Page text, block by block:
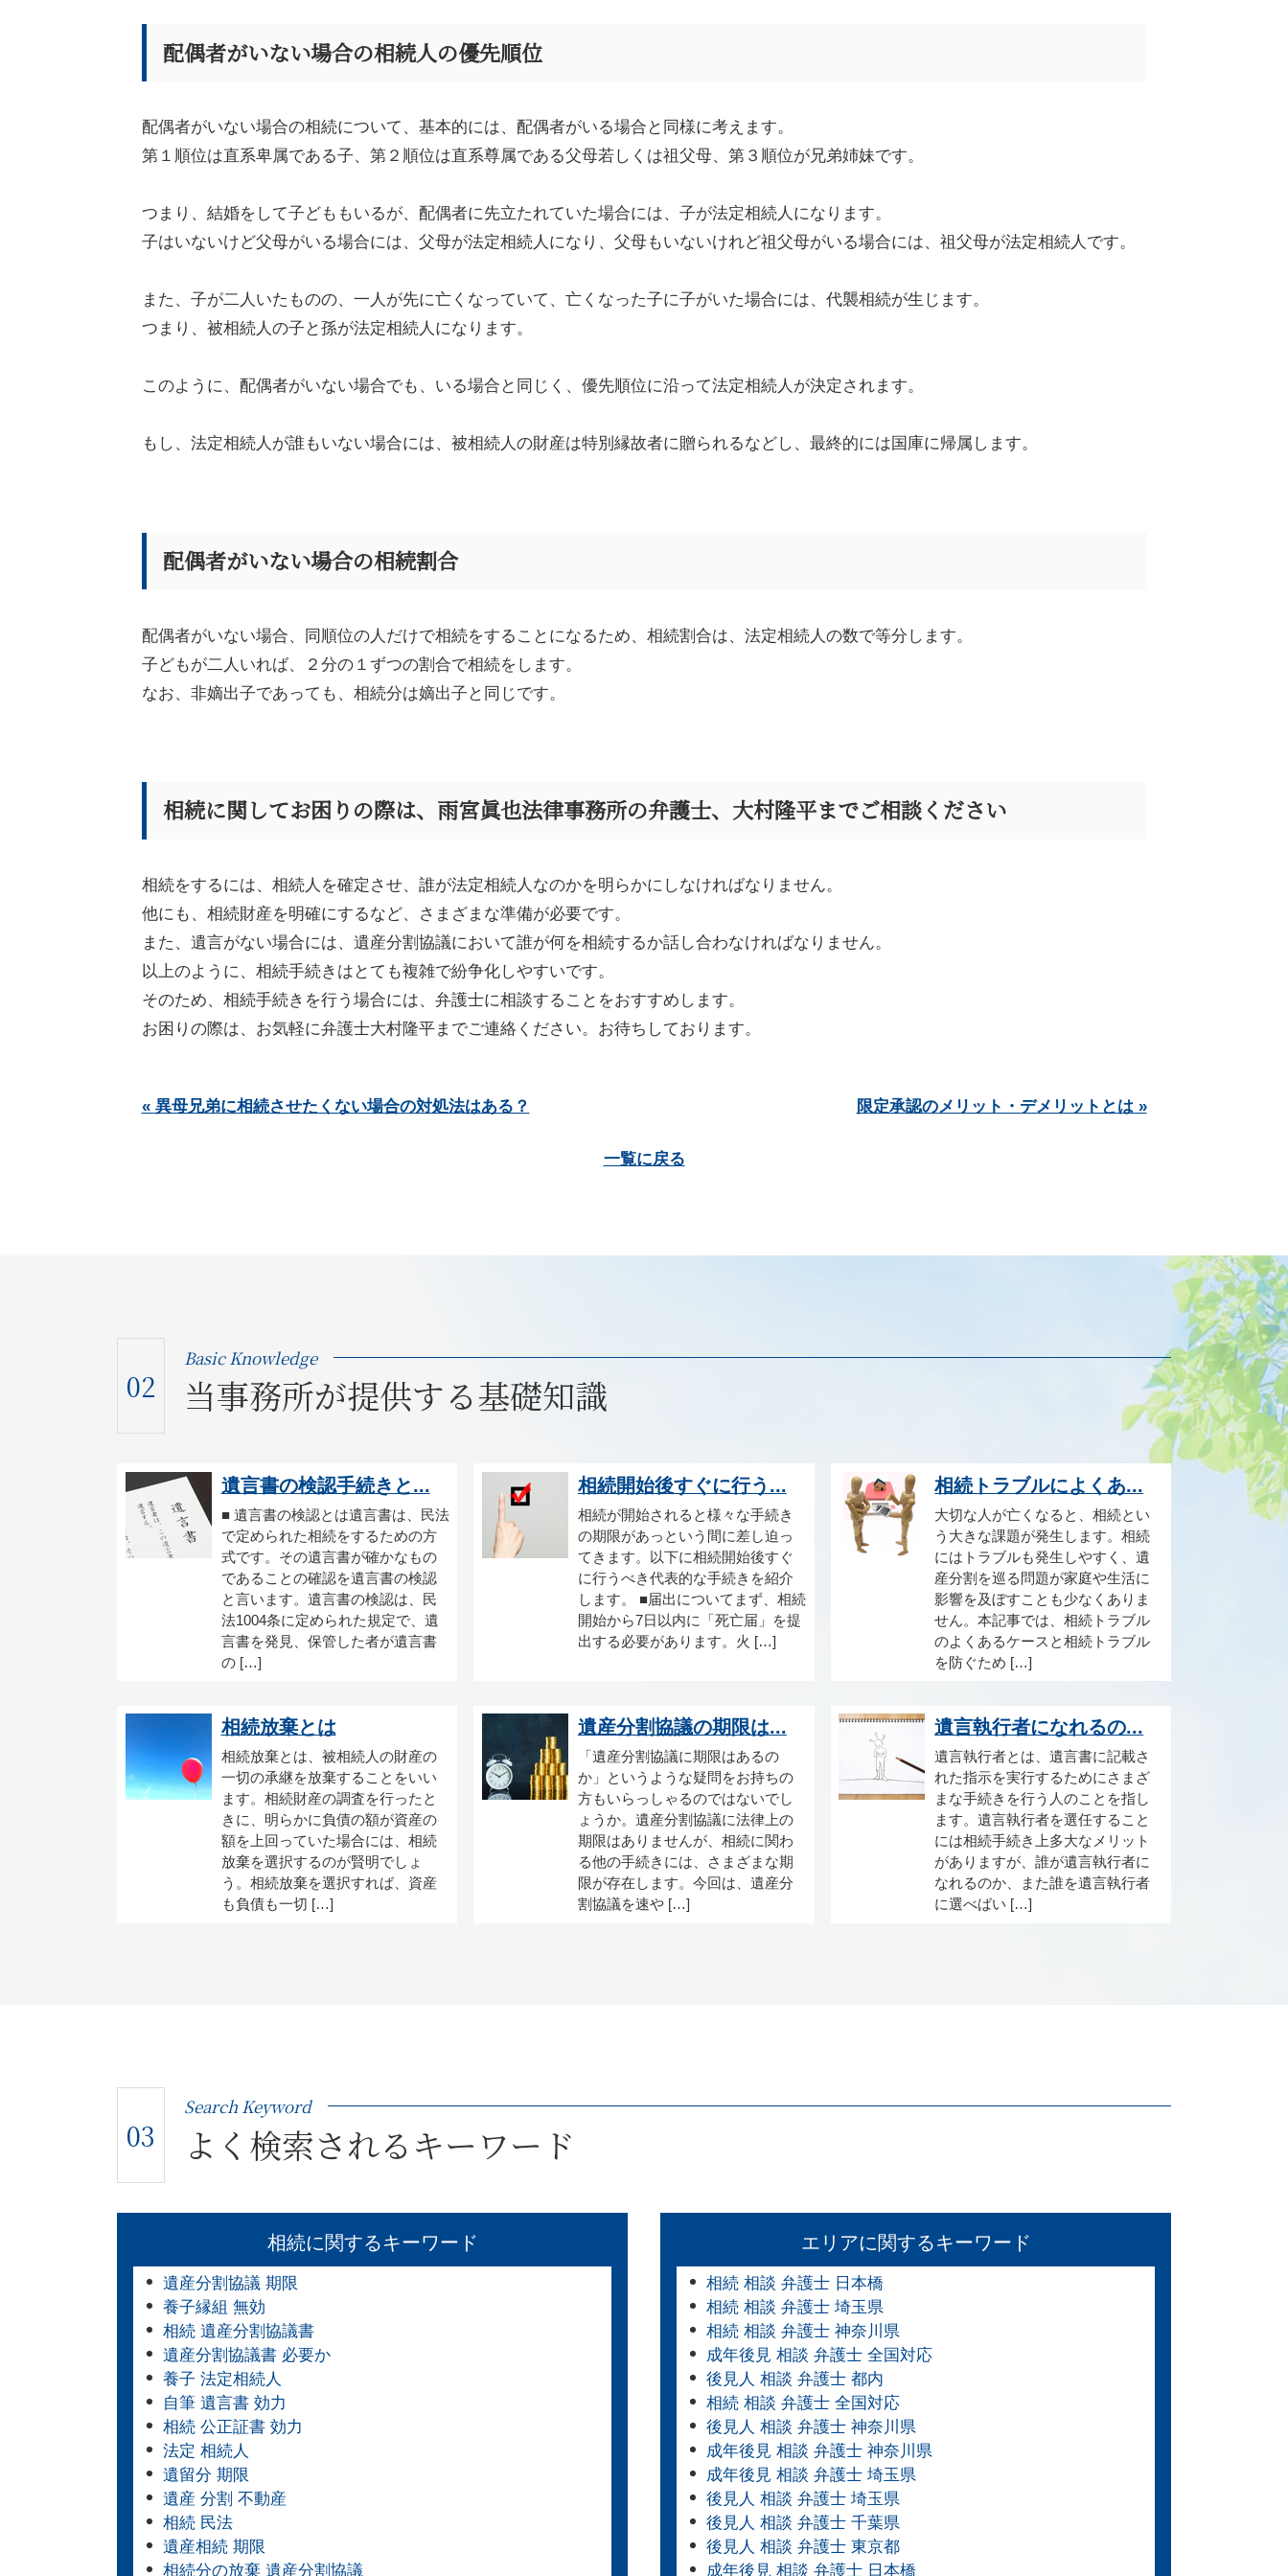
配偶者がいない場合の相続人の優先順位
配偶者がいない場合の相続について、基本的には、配偶者がいる場合と同様に考えます。
第１順位は直系卑属である子、第２順位は直系尊属である父母若しくは祖父母、第３順位が兄弟姉妹です。
つまり、結婚をして子どももいるが、配偶者に先立たれていた場合には、子が法定相続人になります。
子はいないけど父母がいる場合には、父母が法定相続人になり、父母もいないけれど祖父母がいる場合には、祖父母が法定相続人です。
また、子が二人いたものの、一人が先に亡くなっていて、亡くなった子に子がいた場合には、代襲相続が生じます。
つまり、被相続人の子と孫が法定相続人になります。
このように、配偶者がいない場合でも、いる場合と同じく、優先順位に沿って法定相続人が決定されます。
もし、法定相続人が誰もいない場合には、被相続人の財産は特別縁故者に贈られるなどし、最終的には国庫に帰属します。
配偶者がいない場合の相続割合
配偶者がいない場合、同順位の人だけで相続をすることになるため、相続割合は、法定相続人の数で等分します。
子どもが二人いれば、２分の１ずつの割合で相続をします。
なお、非嫡出子であっても、相続分は嫡出子と同じです。
相続に関してお困りの際は、雨宮眞也法律事務所の弁護士、大村隆平までご相談ください
相続をするには、相続人を確定させ、誰が法定相続人なのかを明らかにしなければなりません。
他にも、相続財産を明確にするなど、さまざまな準備が必要です。
また、遺言がない場合には、遺産分割協議において誰が何を相続するか話し合わなければなりません。
以上のように、相続手続きはとても複雑で紛争化しやすいです。
そのため、相続手続きを行う場合には、弁護士に相談することをおすすめします。
お困りの際は、お気軽に弁護士大村隆平までご連絡ください。お待ちしております。
« 異母兄弟に相続させたくない場合の対処法はある？ 限定承認のメリット・デメリットとは »
一覧に戻る
02
Basic Knowledge
当事務所が提供する基礎知識
遺言書の検認手続きと...
■ 遺言書の検認とは遺言書は、民法
で定められた相続をするための方
式です。その遺言書が確かなもの
であることの確認を遺言書の検認
と言います。遺言書の検認は、民
法1004条に定められた規定で、遺
言書を発見、保管した者が遺言書
の […]
相続開始後すぐに行う...
相続が開始されると様々な手続き
の期限があっという間に差し迫っ
てきます。以下に相続開始後すぐ
に行うべき代表的な手続きを紹介
します。 ■届出についてまず、相続
開始から7日以内に「死亡届」を提
出する必要があります。火 […]
相続トラブルによくあ...
大切な人が亡くなると、相続とい
う大きな課題が発生します。相続
にはトラブルも発生しやすく、遺
産分割を巡る問題が家庭や生活に
影響を及ぼすことも少なくありま
せん。本記事では、相続トラブル
のよくあるケースと相続トラブル
を防ぐため […]
相続放棄とは
相続放棄とは、被相続人の財産の
一切の承継を放棄することをいい
ます。相続財産の調査を行ったと
きに、明らかに負債の額が資産の
額を上回っていた場合には、相続
放棄を選択するのが賢明でしょ
う。相続放棄を選択すれば、資産
も負債も一切 […]
遺産分割協議の期限は...
「遺産分割協議に期限はあるの
か」というような疑問をお持ちの
方もいらっしゃるのではないでし
ょうか。遺産分割協議に法律上の
期限はありませんが、相続に関わ
る他の手続きには、さまざまな期
限が存在します。今回は、遺産分
割協議を速や […]
遺言執行者になれるの...
遺言執行者とは、遺言書に記載さ
れた指示を実行するためにさまざ
まな手続きを行う人のことを指し
ます。遺言執行者を選任すること
には相続手続き上多大なメリット
がありますが、誰が遺言執行者に
なれるのか、また誰を遺言執行者
に選べばい […]
03
Search Keyword
よく検索されるキーワード
相続に関するキーワード
遺産分割協議 期限
養子縁組 無効
相続 遺産分割協議書
遺産分割協議書 必要か
養子 法定相続人
自筆 遺言書 効力
相続 公正証書 効力
法定 相続人
遺留分 期限
遺産 分割 不動産
相続 民法
遺産相続 期限
相続分の放棄 遺産分割協議
エリアに関するキーワード
相続 相談 弁護士 日本橋
相続 相談 弁護士 埼玉県
相続 相談 弁護士 神奈川県
成年後見 相談 弁護士 全国対応
後見人 相談 弁護士 都内
相続 相談 弁護士 全国対応
後見人 相談 弁護士 神奈川県
成年後見 相談 弁護士 神奈川県
成年後見 相談 弁護士 埼玉県
後見人 相談 弁護士 埼玉県
後見人 相談 弁護士 千葉県
後見人 相談 弁護士 東京都
成年後見 相談 弁護士 日本橋